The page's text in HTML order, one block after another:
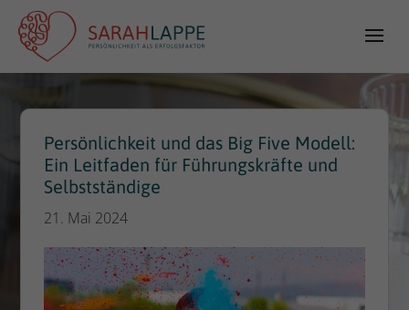
Persönlichkeit und das Big Five Modell:
Ein Leitfaden für Führungskräfte und
Selbstständige
21. Mai 2024